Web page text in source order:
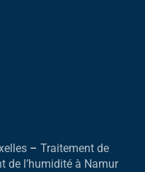
– Traitement de
de l’humidité à Namur